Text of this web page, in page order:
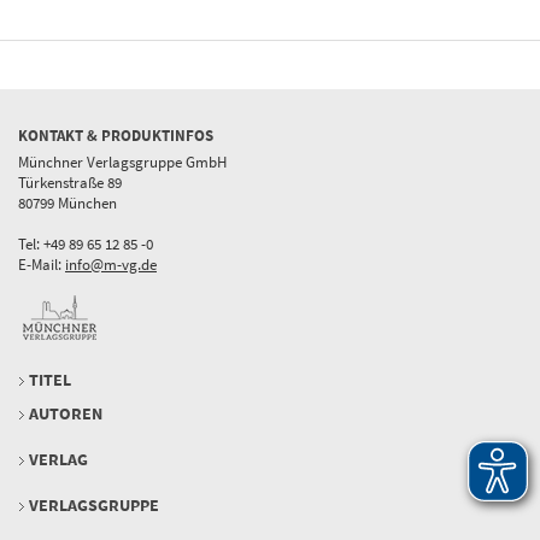
KONTAKT & PRODUKTINFOS
Münchner Verlagsgruppe GmbH
Türkenstraße 89
80799 München
Tel: +49 89 65 12 85 -0
E-Mail: info@m-vg.de
TITEL
AUTOREN
VERLAG
VERLAGSGRUPPE